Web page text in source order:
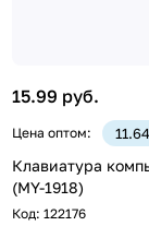
15.99 руб.
Цена оптом:
Клавиатура
(MY-1918)
Код: 122176